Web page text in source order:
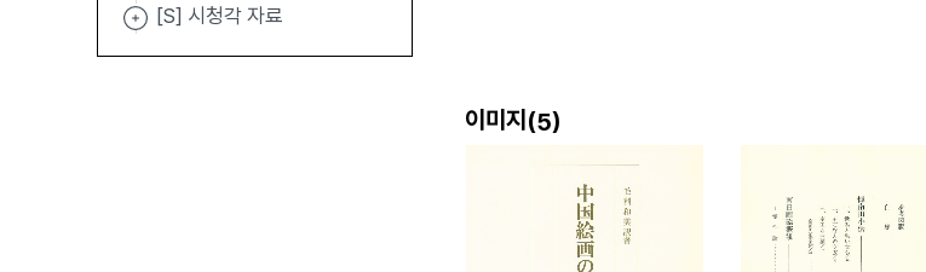
[S] 시청각 자료
이미지(5)